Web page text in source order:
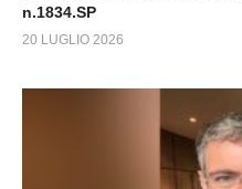
n.1834.SP
20 LUGLIO 2026